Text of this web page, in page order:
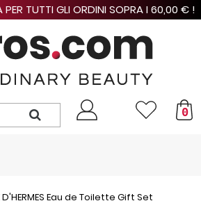
PER TUTTI GLI ORDINI SOPRA I 60,00 € !
0
D'HERMES Eau de Toilette Gift Set